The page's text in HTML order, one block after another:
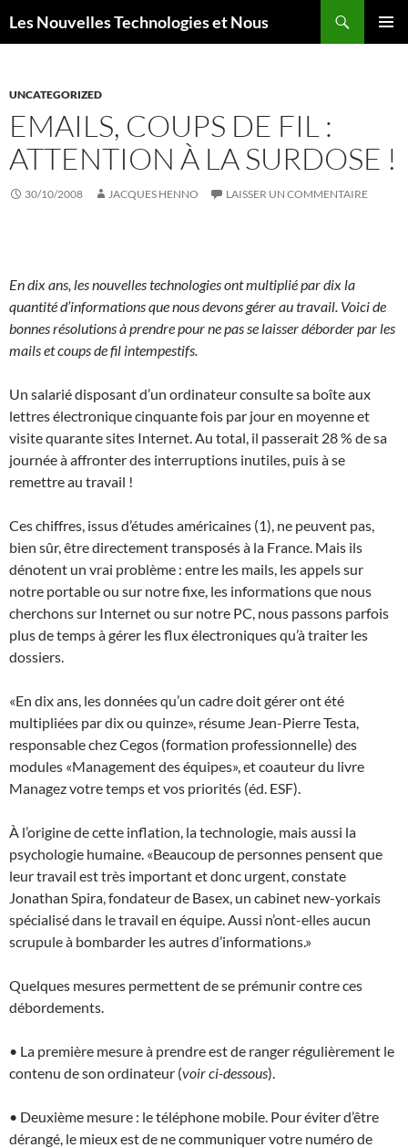
auLes Nouvelles Technologies et Nous
UNCATEGORIZED
EMAILS, COUPS DE FIL :
ATTENTION À LA SURDOSE !
30/10/2008 JACQUES HENNO LAISSER UN COMMENTAIRE
En dix ans, les nouvelles technologies ont multiplié par dix la
quantité d’informations que nous devons gérer au travail. Voici de
bonnes résolutions à prendre pour ne pas se laisser déborder par les
mails et coups de fil intempestifs.
Un salarié disposant d’un ordinateur consulte sa boîte aux
lettres électronique cinquante fois par jour en moyenne et
visite quarante sites Internet. Au total, il passerait 28 % de sa
journée à affronter des interruptions inutiles, puis à se
remettre au travail !
Ces chiffres, issus d’études américaines (1), ne peuvent pas,
bien sûr, être directement transposés à la France. Mais ils
dénotent un vrai problème : entre les mails, les appels sur
notre portable ou sur notre fixe, les informations que nous
cherchons sur Internet ou sur notre PC, nous passons parfois
plus de temps à gérer les flux électroniques qu’à traiter les
dossiers.
«En dix ans, les données qu’un cadre doit gérer ont été
multipliées par dix ou quinze», résume Jean-Pierre Testa,
responsable chez Cegos (formation professionnelle) des
modules «Management des équipes», et coauteur du livre
Managez votre temps et vos priorités (éd. ESF).
À l’origine de cette inflation, la technologie, mais aussi la
psychologie humaine. «Beaucoup de personnes pensent que
leur travail est très important et donc urgent, constate
Jonathan Spira, fondateur de Basex, un cabinet new-yorkais
spécialisé dans le travail en équipe. Aussi n’ont-elles aucun
scrupule à bombarder les autres d’informations.»
Quelques mesures permettent de se prémunir contre ces
débordements.
• La première mesure à prendre est de ranger régulièrement le
contenu de son ordinateur (voir ci-dessous).
• Deuxième mesure : le téléphone mobile. Pour éviter d’être
dérangé, le mieux est de ne communiquer votre numéro de